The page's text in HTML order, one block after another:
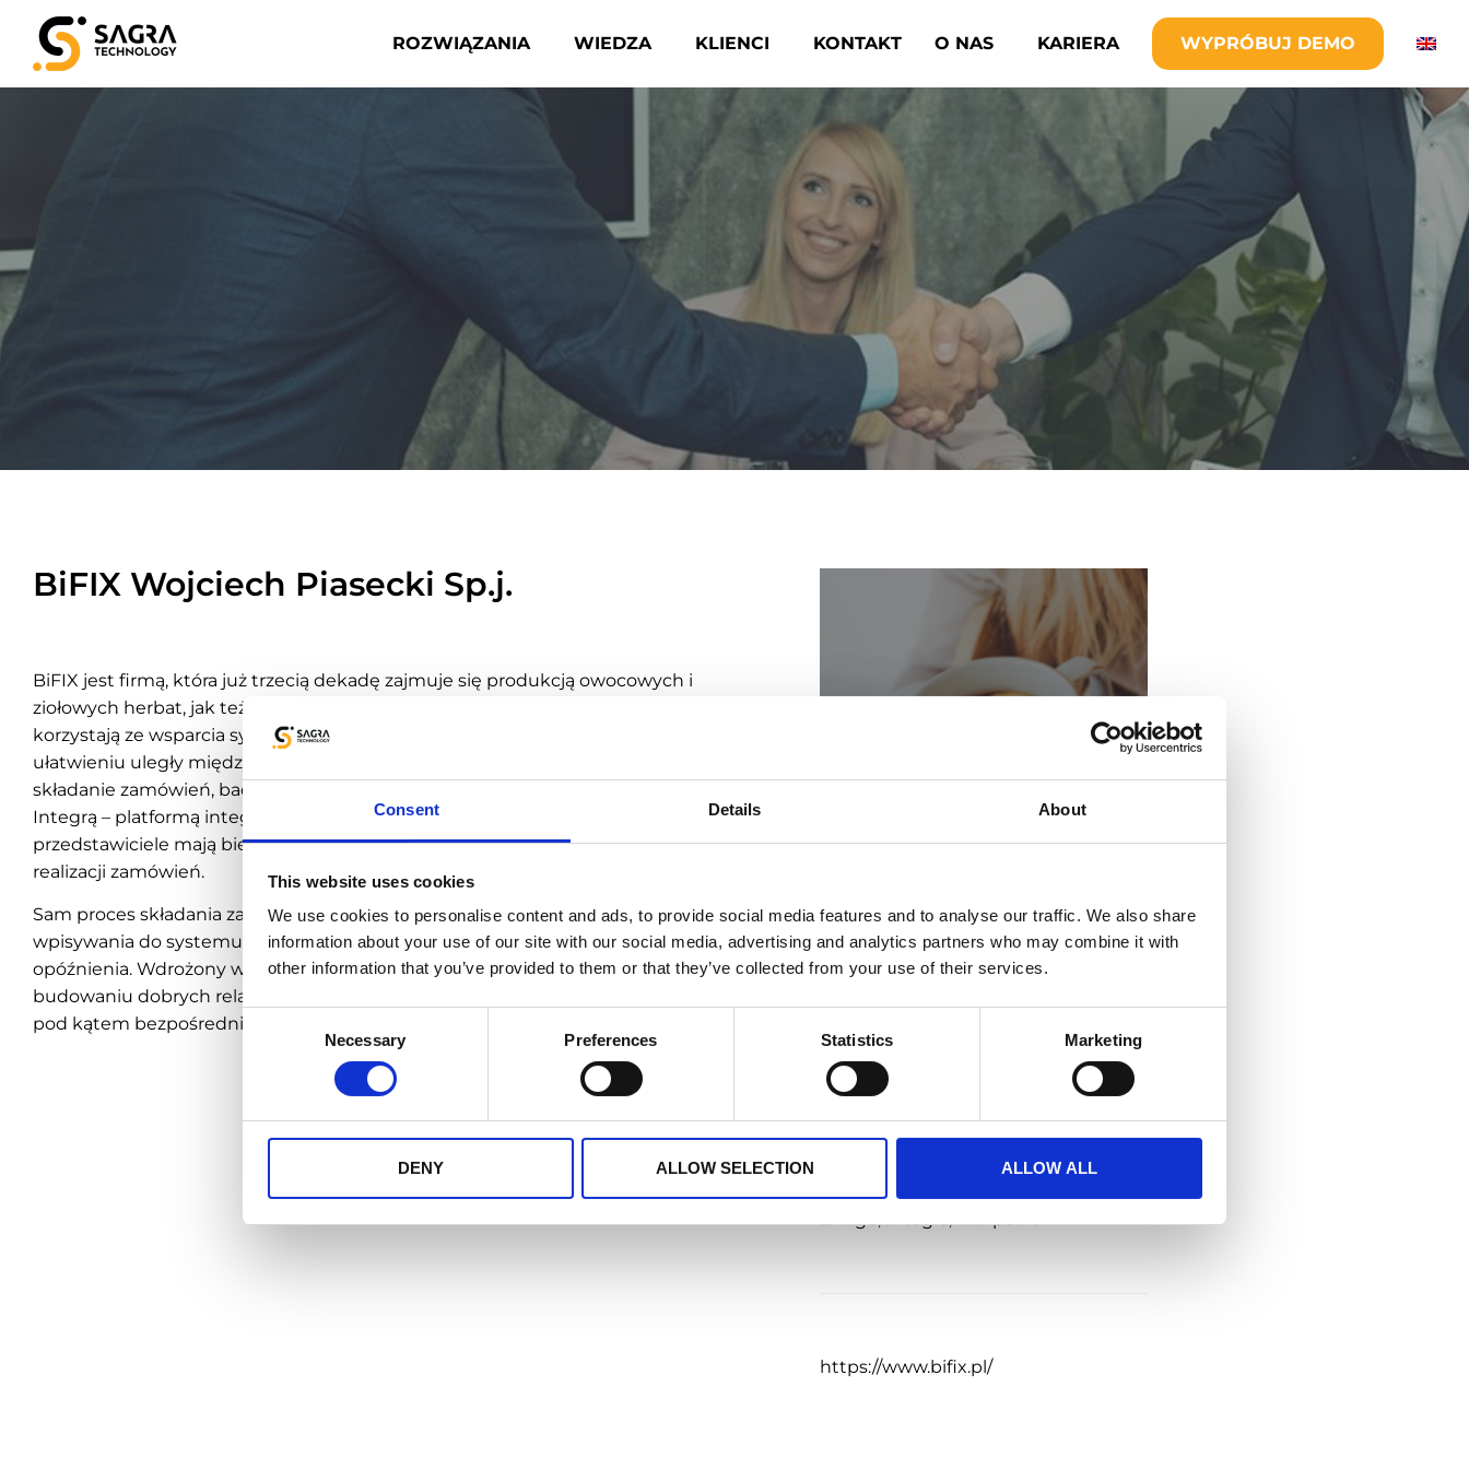
Consent Details About
This website uses cookies
We use cookies to personalise content and ads, to provide social media features and to analyse our traffic. We also share
information about your use of our site with our social media, advertising and analytics partners who may combine it with
other information that you’ve provided to them or that they’ve collected from your use of their services.
Consent
Necessary Preferences Statistics Marketing
DENY ALLOW SELECTION ALLOW ALL
ROZWIĄZANIA WIEDZA KLIENCI KONTAKT O NAS KARIERA WYPRÓBUJ DEMO
BiFIX Wojciech Piasecki Sp.j.
BiFIX jest firmą, która już trzecią dekadę zajmuje się produkcją owocowych i
ziołowych herbat, jak też suszarnictwem. Przedstawiciele handlowi BiFIX
korzystają ze wsparcia systemu Emigo. Dzięki niemu usystematyzowaniu i
ułatwieniu uległy między innymi takie procesy, planowanie i odbywanie wizyt,
składanie zamówień, badanie ekspozycji czy akcje promocyjne. W połączeniu z
Integrą – platformą integrującą system Emigo z systemami ERP dystrybutorów,
przedstawiciele mają bieżący dostęp do stanów magazynowych i statusów
realizacji zamówień.
Sam proces składania zamówienia jest zautomatyzowany i nie wymaga ręcznego
wpisywania do systemu magazynowego. Dzięki integracji eliminowane są błędy i
opóźnienia. Wdrożony w BiFIX Raport Niezgodności Lokalizacji pomaga w
budowaniu dobrych relacji przedstawicieli z klientami poprzez weryfikację strategii
pod kątem bezpośredniego kontaktu z klientem.
Kategorie
Spożywcza
Tagi
Emigo, Integra, Winpoint
https://www.bifix.pl/